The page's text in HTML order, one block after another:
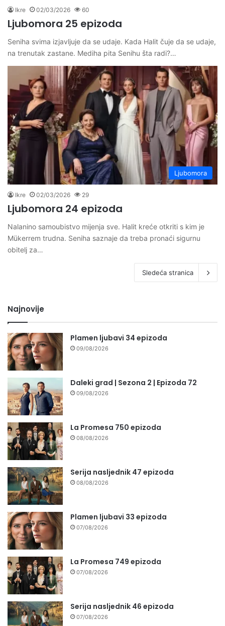
Ikre 02/03/2026 60
Ljubomora 25 epizoda
Seniha svima izjavljuje da se udaje. Kada Halit čuje da se udaje,
na trenutak zastane. Mediha pita Senihu šta radi?…
Ljubomora
Ikre 02/03/2026 29
Ljubomora 24 epizoda
Nalanino samoubistvo mijenja sve. Halit kreće otkriti s kim je
Mükerrem trudna. Seniha saznaje da treba pronaći sigurnu
obitelj za…
Sledeća stranica
Najnovije
Plamen ljubavi 34 epizoda
09/08/2026
Daleki grad | Sezona 2 | Epizoda 72
09/08/2026
La Promesa 750 epizoda
08/08/2026
Serija nasljednik 47 epizoda
08/08/2026
Plamen ljubavi 33 epizoda
07/08/2026
La Promesa 749 epizoda
07/08/2026
Serija nasljednik 46 epizoda
07/08/2026